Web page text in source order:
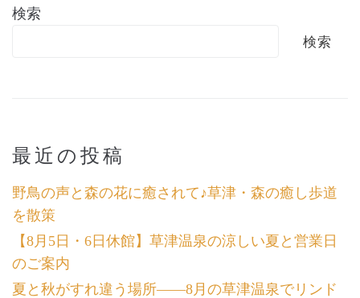
検索
検索
最近の投稿
野鳥の声と森の花に癒されて♪草津・森の癒し歩道
を散策
【8月5日・6日休館】草津温泉の涼しい夏と営業日
のご案内
夏と秋がすれ違う場所――8月の草津温泉でリンド